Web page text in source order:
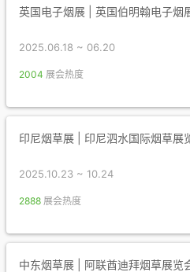
英国电子烟展 | 英国伯明翰电子烟
2025.06.18 ~ 06.20
2004 展会热度
印尼烟草展 | 印尼泗水国际烟草展
2025.10.23 ~ 10.24
2888 展会热度
中东烟草展 | 阿联酋迪拜烟草展